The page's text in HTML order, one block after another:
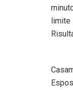
limite